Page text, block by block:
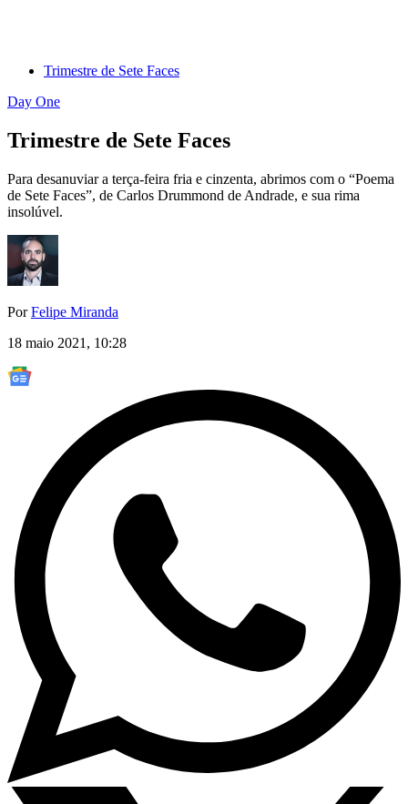
Trimestre de Sete Faces
Day One
Trimestre de Sete Faces
Para desanuviar a terça-feira fria e cinzenta, abrimos com o “Poema
de Sete Faces”, de Carlos Drummond de Andrade, e sua rima
insolúvel.
PorFelipe Miranda
18 maio 2021, 10:28